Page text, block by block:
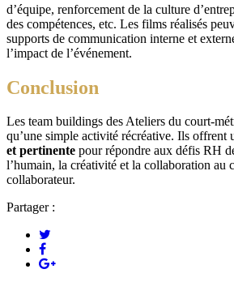
d’équipe, renforcement de la culture
des compétences, etc. Les films réalisés
supports de communication interne et
l’impact de l’événement.
Conclusion
Les team buildings des Ateliers du court-
qu’une simple activité récréative. Ils offrent
et pertinente pour répondre aux défis RH
l’humain, la créativité et la collaboration au
collaborateur.
Partager :